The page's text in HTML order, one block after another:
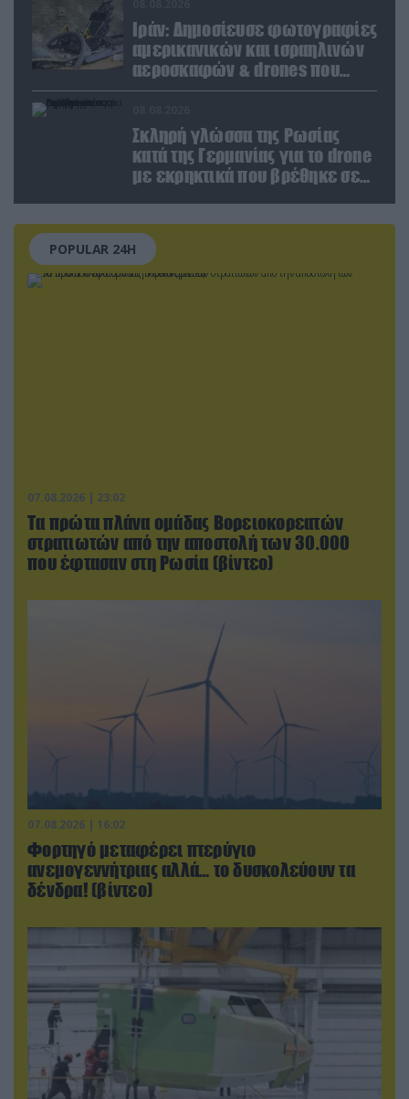
Ιράν: Δημοσίευσε φωτογραφίες
αμερικανικών και ισραηλινών
αεροσκαφών & drones που
καταρρίφθηκαν
Σκληρή γλώσσα της Ρωσίας
κατά της Γερμανίας για το drone
με εκρηκτικά που βρέθηκε σε
POPULAR 24H
07.08.2026 | 23:02
Τα πρώτα πλάνα ομάδας Βορειοκορεατών
στρατιωτών από την αποστολή των 30.000
που έφτασαν στη Ρωσία (βίντεο)
07.08.2026 | 16:02
Φορτηγό μεταφέρει πτερύγιο
ανεμογεννήτριας αλλά… το δυσκολεύουν τα
δένδρα! (βίντεο)